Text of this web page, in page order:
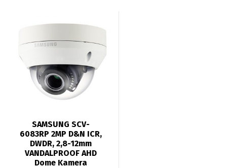
SAMSUNG SCV-
6083RP 2MP D&N ICR,
DWDR, 2,8-12mm
VANDALPROOF AHD
Dome Kamera